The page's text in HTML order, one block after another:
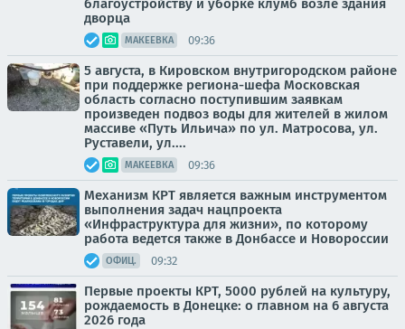
благоустройству и уборке клумб возле здания
дворца
МАКЕЕВКА 09:36
5 августа, в Кировском внутригородском районе
при поддержке региона-шефа Московская
область согласно поступившим заявкам
произведен подвоз воды для жителей в жилом
массиве «Путь Ильича» по ул. Матросова, ул.
Руставели, ул....
МАКЕЕВКА 09:36
Механизм КРТ является важным инструментом
выполнения задач нацпроекта
«Инфраструктура для жизни», по которому
работа ведется также в Донбассе и Новороссии
ОФИЦ. 09:32
Первые проекты КРТ, 5000 рублей на культуру,
рождаемость в Донецке: о главном на 6 августа
2026 года